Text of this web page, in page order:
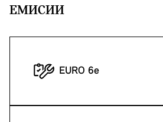
EМИСИИ
EURO 6e